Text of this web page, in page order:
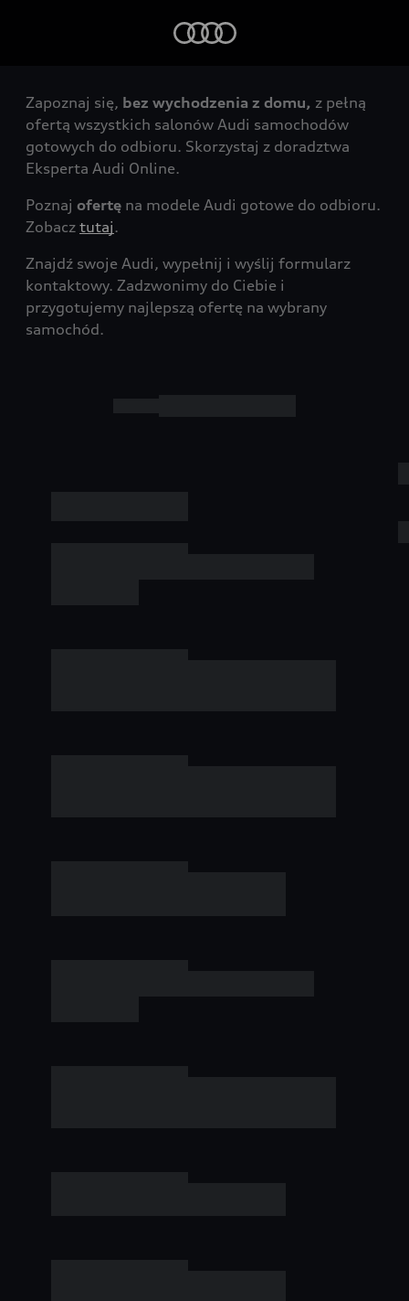
Zapoznaj się, bez wychodzenia z domu, z pełną
ofertą wszystkich salonów Audi samochodów
gotowych do odbioru. Skorzystaj z doradztwa
Eksperta Audi Online.
Poznaj ofertę na modele Audi gotowe do odbioru.
Zobacz tutaj.
Znajdź swoje Audi, wypełnij i wyślij formularz
kontaktowy. Zadzwonimy do Ciebie i
przygotujemy najlepszą ofertę na wybrany
samochód.